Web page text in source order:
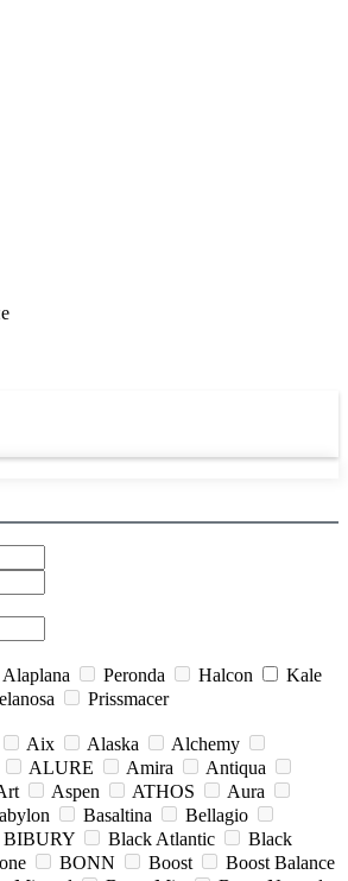
Alaplana Peronda Halcon
Kale
Prissmacer
Aix Alaska
Alchemy
ALURE Amira
Antiqua
Aspen ATHOS
Aura
Basaltina
Bellagio
BIBURY Black Atlantic
Black
BONN Boost
Boost Balance